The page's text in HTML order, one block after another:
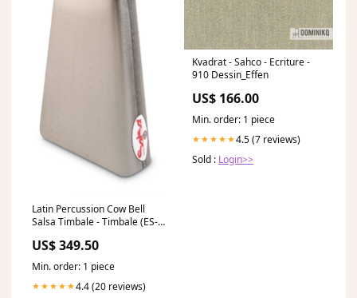
Latin Percussion Cow Bell
Salsa Timbale - Timbale (ES-
US$ 349.50
Min. order: 1 piece
★★★★★4.4 (20 reviews)
Kvadrat - Sahco - Ecriture -
910 Dessin_Effen
US$ 166.00
Min. order: 1 piece
★★★★★4.5 (7 reviews)
Sold : Login>>